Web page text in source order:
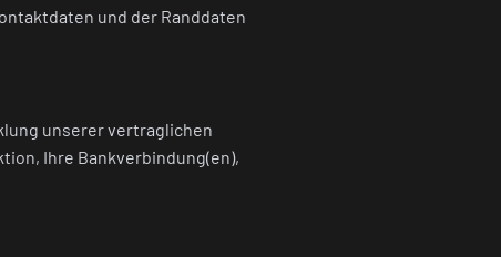
und der Randdaten
unserer vertraglichen
Ihre Bankverbindung(en),